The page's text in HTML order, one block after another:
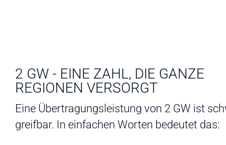
2 GW - EINE ZAHL, DIE GANZE
REGIONEN VERSORGT
Eine Übertragungsleistung von 2 GW ist
greifbar. In einfachen Worten bedeutet das: